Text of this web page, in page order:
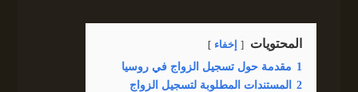
المحتويات إخفاء
1 مقدمة حول تسجيل الزواج في روسيا
2
المستندات المطلوبة لتسجيل الزواج